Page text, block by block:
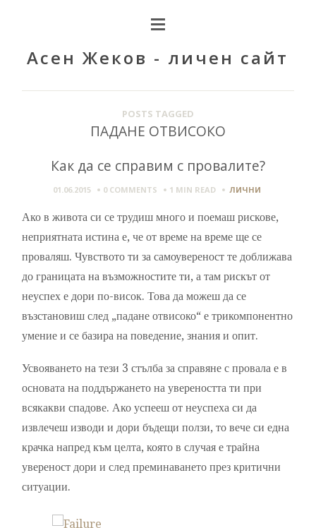
Асен Жеков - личен сайт
POSTS TAGGED
ПАДАНЕ ОТВИСОКО
Как да се справим с провалите?
01.06.2015 0 COMMENTS 1 MIN READ ЛИЧНИ
Ако в живота си се трудиш много и поемаш рискове,
неприятната истина е, че от време на време ще се
проваляш. Чувството ти за самоувереност те доближава
до границата на възможностите ти, а там рискът от
неуспех е дори по-висок. Това да можеш да се
възстановиш след „падане отвисоко“ е трикомпонентно
умение и се базира на поведение, знания и опит.
Усвояването на тези 3 стълба за справяне с провала е в
основата на поддържането на увереността ти при
всякакви спадове. Ако успееш от неуспеха си да
извлечеш изводи и дори бъдещи ползи, то вече си една
крачка напред към целта, която в случая е трайна
увереност дори и след преминаването през критични
ситуации.